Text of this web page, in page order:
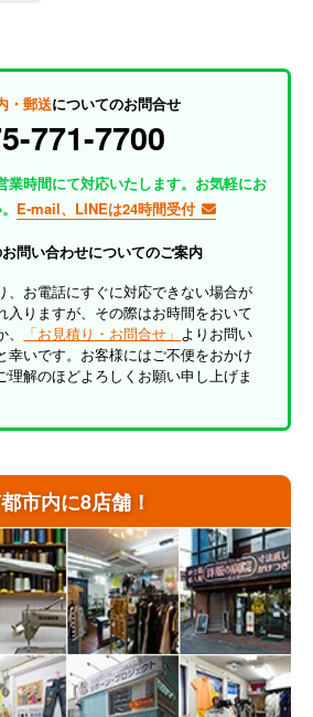
市内に8店舗！
・郵送についてのお問合せ
771-7700
業時間にて対応いたします。お気軽にお
E-mail、LINEは24時間受付
問い合わせについてのご案内
、お電話にすぐに対応できない場合が
入りますが、その際はお時間をおいて
「お見積り・お問合せ」 よりお問い
幸いです。お客様にはご不便をおかけ
理解のほどよろしくお願い申し上げま